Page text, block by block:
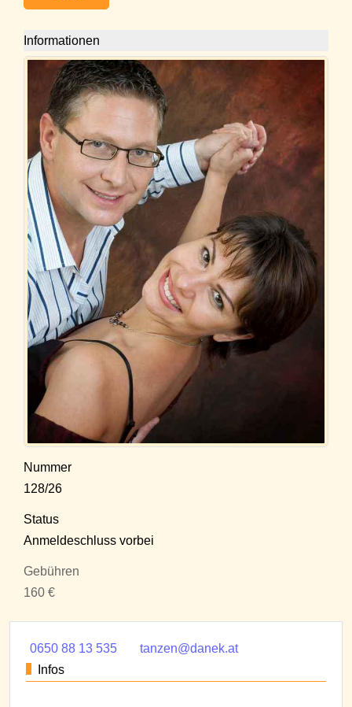
Informationen
Nummer
128/26
Status
Anmeldeschluss vorbei
Gebühren
160 €
0650 88 13 535
tanzen@danek.at
Infos